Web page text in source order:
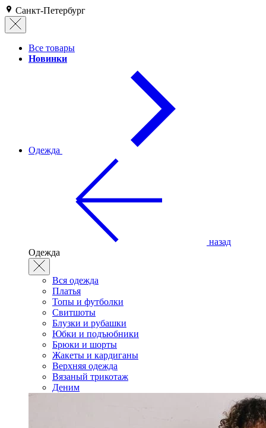
Санкт-Петербург
Все товары
Новинки
Одежда
назад
Одежда
Вся одежда
Платья
Топы и футболки
Свитшоты
Блузки и рубашки
Юбки и подъюбники
Брюки и шорты
Жакеты и кардиганы
Верхняя одежда
Вязаный трикотаж
Деним